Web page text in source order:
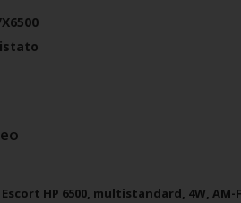
HP 6500, multistandard, 4W, AM-